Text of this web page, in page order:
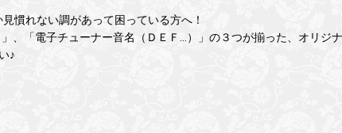
見慣れない調があって困っている方へ！
、「電子チューナー音名（ＤＥＦ…）」の３つが揃った、オリジ
♪